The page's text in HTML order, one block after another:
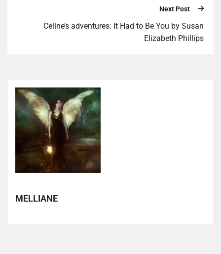
Next Post
Celine’s adventures: It Had to Be You by Susan
Elizabeth Phillips
MELLIANE